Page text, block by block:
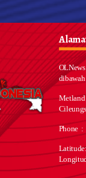
Phone